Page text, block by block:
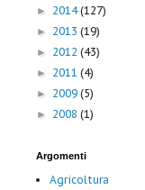
► 2014(127)
► 2013 (19)
► 2012 (43)
► 2011 (4)
► 2009 (5)
► 2008 (1)
Argomenti
Agricoltura